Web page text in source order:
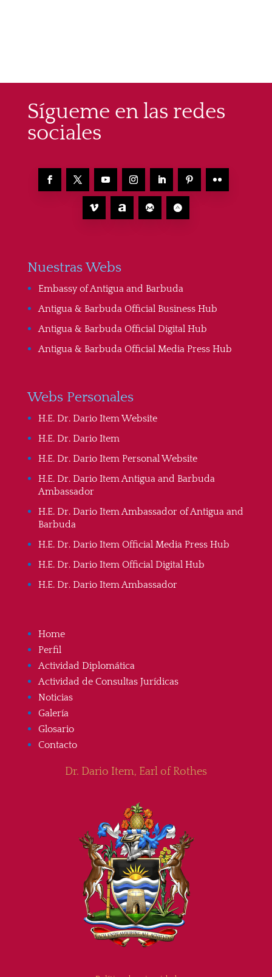
Sígueme en las redes
sociales
Nuestras Webs
Embassy of Antigua and Barbuda
Antigua & Barbuda Official Business Hub
Antigua & Barbuda Official Digital Hub
Antigua & Barbuda Official Media Press Hub
Webs Personales
H.E. Dr. Dario Item Website
H.E. Dr. Dario Item
H.E. Dr. Dario Item Personal Website
H.E. Dr. Dario Item Antigua and Barbuda
Ambassador
H.E. Dr. Dario Item Ambassador of Antigua and
Barbuda
H.E. Dr. Dario Item Official Media Press Hub
H.E. Dr. Dario Item Official Digital Hub
H.E. Dr. Dario Item Ambassador
Home
Perfil
Actividad Diplomática
Actividad de Consultas Jurídicas
Noticias
Galería
Glosario
Contacto
Dr. Dario Item, Earl of Rothes